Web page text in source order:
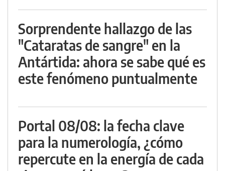
Sorprendente hallazgo de las
"Cataratas de sangre" en la
Antártida: ahora se sabe qué es
este fenómeno puntualmente
Portal 08/08: la fecha clave
para la numerología, ¿cómo
repercute en la energía de cada